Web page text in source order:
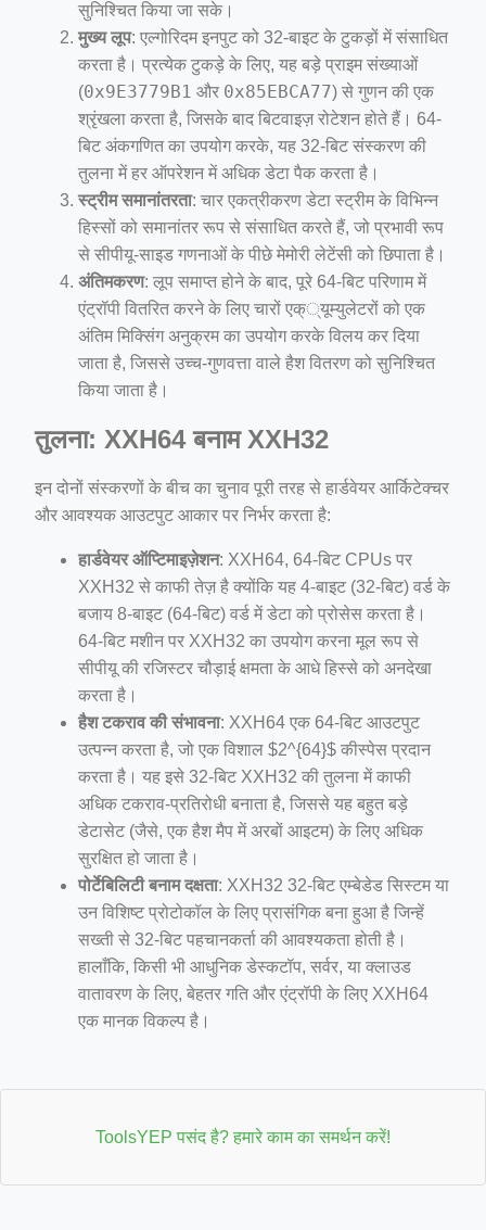
सुनिश्चित किया जा सके।
मुख्य लूप: एल्गोरिदम इनपुट को 32-बाइट के टुकड़ों में संसाधित
करता है। प्रत्येक टुकड़े के लिए, यह बड़े प्राइम संख्याओं
(0x9E3779B1 और 0x85EBCA77) से गुणन की एक
श्रृंखला करता है, जिसके बाद बिटवाइज़ रोटेशन होते हैं। 64-
बिट अंकगणित का उपयोग करके, यह 32-बिट संस्करण की
तुलना में हर ऑपरेशन में अधिक डेटा पैक करता है।
स्ट्रीम समानांतरता: चार एकत्रीकरण डेटा स्ट्रीम के विभिन्न
हिस्सों को समानांतर रूप से संसाधित करते हैं, जो प्रभावी रूप
से सीपीयू-साइड गणनाओं के पीछे मेमोरी लेटेंसी को छिपाता है।
अंतिमकरण: लूप समाप्त होने के बाद, पूरे 64-बिट परिणाम में
एंट्रॉपी वितरित करने के लिए चारों एक््यूम्युलेटरों को एक
अंतिम मिक्सिंग अनुक्रम का उपयोग करके विलय कर दिया
जाता है, जिससे उच्च-गुणवत्ता वाले हैश वितरण को सुनिश्चित
किया जाता है।
तुलना: XXH64 बनाम XXH32
इन दोनों संस्करणों के बीच का चुनाव पूरी तरह से हार्डवेयर आर्किटेक्चर
और आवश्यक आउटपुट आकार पर निर्भर करता है:
हार्डवेयर ऑप्टिमाइज़ेशन: XXH64, 64-बिट CPUs पर
XXH32 से काफी तेज़ है क्योंकि यह 4-बाइट (32-बिट) वर्ड के
बजाय 8-बाइट (64-बिट) वर्ड में डेटा को प्रोसेस करता है।
64-बिट मशीन पर XXH32 का उपयोग करना मूल रूप से
सीपीयू की रजिस्टर चौड़ाई क्षमता के आधे हिस्से को अनदेखा
करता है।
हैश टकराव की संभावना: XXH64 एक 64-बिट आउटपुट
उत्पन्न करता है, जो एक विशाल $2^{64}$ कीस्पेस प्रदान
करता है। यह इसे 32-बिट XXH32 की तुलना में काफी
अधिक टकराव-प्रतिरोधी बनाता है, जिससे यह बहुत बड़े
डेटासेट (जैसे, एक हैश मैप में अरबों आइटम) के लिए अधिक
सुरक्षित हो जाता है।
पोर्टेबिलिटी बनाम दक्षता: XXH32 32-बिट एम्बेडेड सिस्टम या
उन विशिष्ट प्रोटोकॉल के लिए प्रासंगिक बना हुआ है जिन्हें
सख्ती से 32-बिट पहचानकर्ता की आवश्यकता होती है।
हालाँकि, किसी भी आधुनिक डेस्कटॉप, सर्वर, या क्लाउड
वातावरण के लिए, बेहतर गति और एंट्रॉपी के लिए XXH64
एक मानक विकल्प है।
ToolsYEP पसंद है? हमारे काम का समर्थन करें!